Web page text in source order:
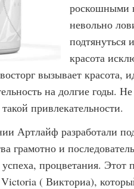
роскошными
невольно
подтянуться
красота
вызывает красота,
на долгие годы.
привлекательности.
Артлайф разработали
грамотно и
процветания. Этот
( Викториа),